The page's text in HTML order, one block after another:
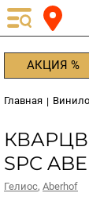
АКЦИЯ %
Главная |
SPC
Гелиос, Aberhof